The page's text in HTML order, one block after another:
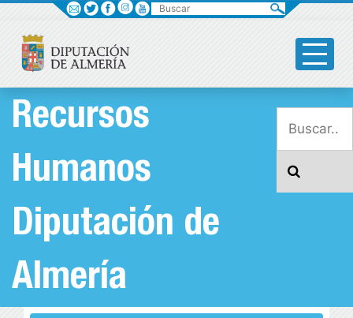
Buscar
Recursos
Humanos
Diputación de
Almería